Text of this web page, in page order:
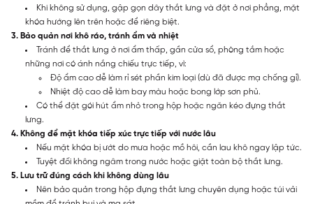
Khi không sử dụng, gập gọn dây thắt lưng và đặt ở nơi phẳng, mặt
khóa hướng lên trên hoặc để riêng biệt.
3. Bảo quản nơi khô ráo, tránh ẩm và nhiệt
Tránh để thắt lưng ở nơi ẩm thấp, gần cửa sổ, phòng tắm hoặc
những nơi có ánh nắng chiếu trực tiếp, vì:
Độ ẩm cao dễ làm rỉ sét phần kim loại (dù đã được mạ chống gỉ).
Nhiệt độ cao dễ làm bay màu hoặc bong lớp sơn phủ.
Có thể đặt gói hút ẩm nhỏ trong hộp hoặc ngăn kéo đựng thắt
lưng.
4. Không để mặt khóa tiếp xúc trực tiếp với nước lâu
Nếu mặt khóa bị ướt do mưa hoặc mồ hôi, cần lau khô ngay lập tức.
Tuyệt đối không ngâm trong nước hoặc giặt toàn bộ thắt lưng.
5. Lưu trữ đúng cách khi không dùng lâu
Nên bảo quản trong hộp đựng thắt lưng chuyên dụng hoặc túi vải